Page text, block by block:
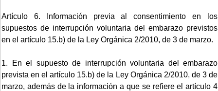
Artículo 6. Información previa al consentimiento en los
supuestos de interrupción voluntaria del embarazo previstos
en el artículo 15.b) de la Ley Orgánica 2/2010, de 3 de marzo.
1. En el supuesto de interrupción voluntaria del embarazo
prevista en el artículo 15.b) de la Ley Orgánica 2/2010, de 3 de
marzo, además de la información a que se refiere el artículo 4